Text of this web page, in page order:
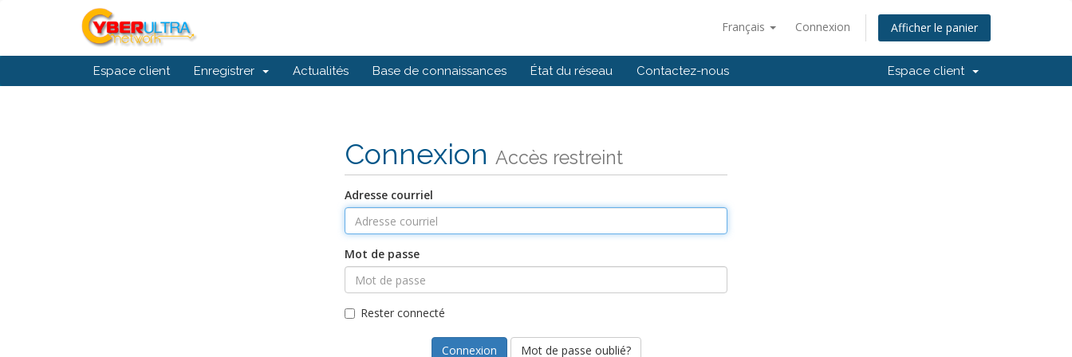
Français Connexion Afficher le panier
Espace client Enregistrer Actualités Base de connaissances État du réseau Contactez-nous Espace client
Connexion Accès restreint
Adresse courriel
Mot de passe
Rester connecté
Mot de passe oublié?